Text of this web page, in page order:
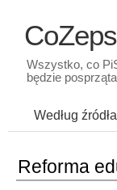
Wszystko, co
będzie
Według źródła
Reforma